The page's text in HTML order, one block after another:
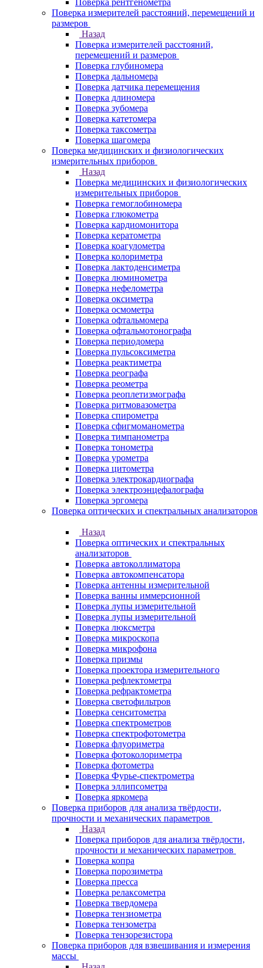
Поверка рентгенометра
Поверка измерителей расстояний, перемещений и
размеров
Назад
Поверка измерителей расстояний,
перемещений и размеров
Поверка глубиномера
Поверка дальномера
Поверка датчика перемещения
Поверка длиномера
Поверка зубомера
Поверка катетомера
Поверка таксометра
Поверка шагомера
Поверка медицинских и физиологических
измерительных приборов
Назад
Поверка медицинских и физиологических
измерительных приборов
Поверка гемоглобиномера
Поверка глюкометра
Поверка кардиомонитора
Поверка кератометра
Поверка коагулометра
Поверка колориметра
Поверка лактоденсиметра
Поверка люминометра
Поверка нефелометра
Поверка оксиметра
Поверка осмометра
Поверка офтальмомера
Поверка офтальмотонографа
Поверка периодомера
Поверка пульсоксиметра
Поверка реактиметра
Поверка реографа
Поверка реометра
Поверка реоплетизмографа
Поверка ритмовазометра
Поверка спирометра
Поверка сфигмоманометра
Поверка тимпанометра
Поверка тонометра
Поверка урометра
Поверка цитометра
Поверка электрокардиографа
Поверка электроэнцефалографа
Поверка эргомера
Поверка оптических и спектральных анализаторов
Назад
Поверка оптических и спектральных
анализаторов
Поверка автоколлиматора
Поверка автокомпенсатора
Поверка антенны измерительной
Поверка ванны иммерсионной
Поверка лупы измерительной
Поверка лупы измерительной
Поверка люксметра
Поверка микроскопа
Поверка микрофона
Поверка призмы
Поверка проектора измерительного
Поверка рефлектометра
Поверка рефрактометра
Поверка светофильтров
Поверка сенситометра
Поверка спектрометров
Поверка спектрофотометра
Поверка флуориметра
Поверка фотоколориметра
Поверка фотометра
Поверка Фурье-спектрометра
Поверка эллипсометра
Поверка яркомера
Поверка приборов для анализа твёрдости,
прочности и механических параметров
Назад
Поверка приборов для анализа твёрдости,
прочности и механических параметров
Поверка копра
Поверка порозиметра
Поверка пресса
Поверка релаксометра
Поверка твердомера
Поверка тензиометра
Поверка тензометра
Поверка тензорезистора
Поверка приборов для взвешивания и измерения
массы